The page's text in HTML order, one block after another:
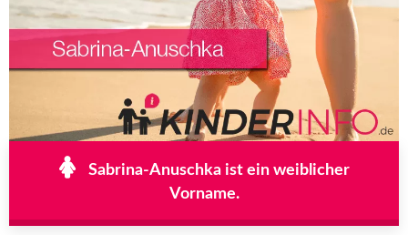
Sabrina-Anuschka ist ein weiblicher
Vorname.